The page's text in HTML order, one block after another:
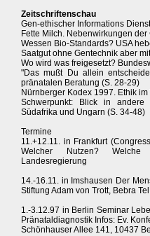
Zeitschriftenschau
Gen-ethischer Informations
Fette Milch. Nebenwirkungen
Wessen Bio-Standards? USA
Saatgut ohne Gentechnik aber
Wo wird was freigesetzt?
"Das mußt Du allein
pränatalen Beratung (S. 28-29)
Nürnberger Kodex 1997. Ethik
Schwerpunkt: Blick in
Südafrika und Ungarn (S. 34-48)
Termine
11.+12.11. in Frankfurt
Welcher Nutzen? Welche
Landesregierung
14.-16.11. in Imshausen Der
Stiftung Adam von Trott, Bebra
1.-3.12.97 in Berlin Seminar
Pränataldiagnostik Infos: Ev.
Schönhauser Allee 141, 10437